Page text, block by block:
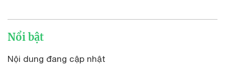
Nổi bật
Nội dung đang cập nhật